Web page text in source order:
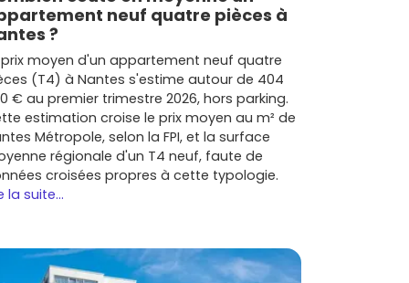
neuf quatre pièces à
?
prix moyen d'un appartement neuf quatre
(T4) à Nantes s'estime autour de 404
€ au premier trimestre 2026, hors parking.
estimation croise le prix moyen au m² de
Métropole, selon la FPI, et la surface
régionale d'un T4 neuf, faute de
croisées propres à cette typologie.
la suite...